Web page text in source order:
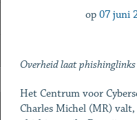
op 07 juni
Overheid laat
Het Centrum voor
Charles Michel (MR)